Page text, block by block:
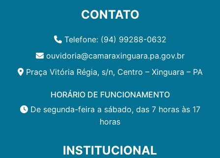
CONTATO
Telefone: (94) 99288-0632
ouvidoria@camaraxinguara.pa.gov.br
Praça Vitória Régia, s/n, Centro – Xinguara – PA
HORÁRIO DE FUNCIONAMENTO
De segunda-feira a sábado, das 7 horas às 17
horas
INSTITUCIONAL